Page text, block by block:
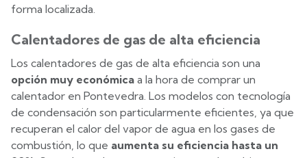
forma localizada.
Calentadores de gas de alta eficiencia
Los calentadores de gas de alta eficiencia son una
opción muy económica a la hora de comprar un
calentador en Pontevedra. Los modelos con tecnología
de condensación son particularmente eficientes, ya que
recuperan el calor del vapor de agua en los gases de
combustión, lo que aumenta su eficiencia hasta un